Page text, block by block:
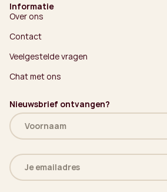
Informatie
Over ons
Contact
Veelgestelde vragen
Chat met ons
Nieuwsbrief ontvangen?
Naam
(Vereist)
E-
mailadres
(Vereist)